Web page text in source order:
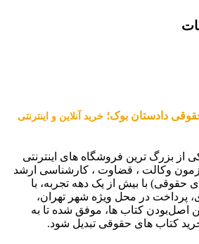
دادستان بوک؛ خرید آنلاین و اینترنتی
از بزرگ ترین فروشگاه های اینترنتی
وکالت ، قضاوت ، کارشناسی ارشد
حقوقی) با بیش از یک دهه تجربه، با
پرداخت در محل ویژه شهر تهران،
اصل‌بودن کتاب ها، موفق شده تا به
کتاب های حقوقی تبدیل شود.